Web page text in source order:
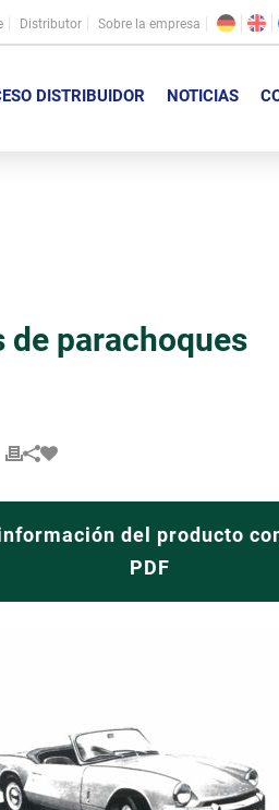
Distributor Sobre la empresa
DISTRIBUIDOR NOTICIAS
de parachoques
del producto
PDF